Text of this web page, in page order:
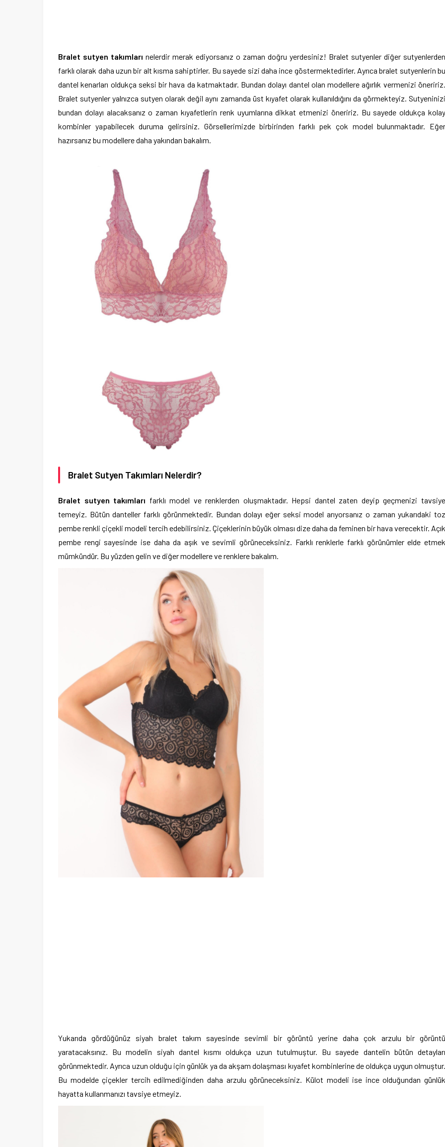
Bralet sutyen takımları nelerdir merak ediyorsanız o zaman doğru yerdesiniz! Bralet sutyenler diğer sutyenlerden
farklı olarak daha uzun bir alt kısma sahiptirler. Bu sayede sizi daha ince göstermektedirler. Ayrıca bralet sutyenlerin bu
dantel kenarları oldukça seksi bir hava da katmaktadır. Bundan dolayı dantel olan modellere ağırlık vermenizi öneririz.
Bralet sutyenler yalnızca sutyen olarak değil aynı zamanda üst kıyafet olarak kullanıldığını da görmekteyiz. Sutyeninizi
bundan dolayı alacaksanız o zaman kıyafetlerin renk uyumlarına dikkat etmenizi öneririz. Bu sayede oldukça kolay
kombinler yapabilecek duruma gelirsiniz. Görsellerimizde birbirinden farklı pek çok model bulunmaktadır. Eğer
hazırsanız bu modellere daha yakından bakalım.
Bralet Sutyen Takımları Nelerdir?
Bralet sutyen takımları farklı model ve renklerden oluşmaktadır. Hepsi dantel zaten deyip geçmenizi tavsiye
temeyiz. Bütün danteller farklı görünmektedir. Bundan dolayı eğer seksi model arıyorsanız o zaman yukarıdaki toz
pembe renkli çiçekli modeli tercih edebilirsiniz. Çiçeklerinin büyük olması dize daha da feminen bir hava verecektir. Açık
pembe rengi sayesinde ise daha da aşık ve sevimli görüneceksiniz. Farklı renklerle farklı görünümler elde etmek
mümkündür. Bu yüzden gelin ve diğer modellere ve renklere bakalım.
Yukarıda gördüğünüz siyah bralet takım sayesinde sevimli bir görüntü yerine daha çok arzulu bir görüntü
yaratacaksınız. Bu modelin siyah dantel kısmı oldukça uzun tutulmuştur. Bu sayede dantelin bütün detayları
görünmektedir. Ayrıca uzun olduğu için günlük ya da akşam dolaşması kıyafet kombinlerine de oldukça uygun olmuştur.
Bu modelde çiçekler tercih edilmediğinden daha arzulu görüneceksiniz. Külot modeli ise ince olduğundan günlük
hayatta kullanmanızı tavsiye etmeyiz.